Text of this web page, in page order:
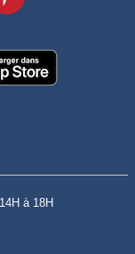
à 18H